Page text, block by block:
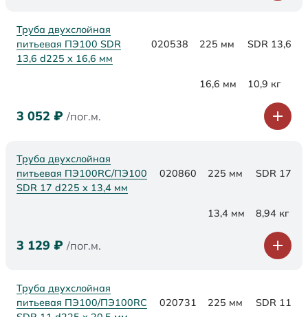
Труба двухслойная
питьевая ПЭ100 SDR
13,6 d225 х 16,6 мм
020538 225 мм SDR 13,6
16,6 мм 10,9 кг
3 052 ₽ /пог.м.
Труба двухслойная
питьевая ПЭ100RC/ПЭ100
SDR 17 d225 х 13,4 мм
020860 225 мм SDR 17
13,4 мм 8,94 кг
3 129 ₽ /пог.м.
Труба двухслойная
питьевая ПЭ100/ПЭ100RC
020731 225 мм SDR 11